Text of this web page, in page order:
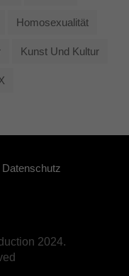
Homosexualität
Kunst Und Kultur
Datenschutz
2024.